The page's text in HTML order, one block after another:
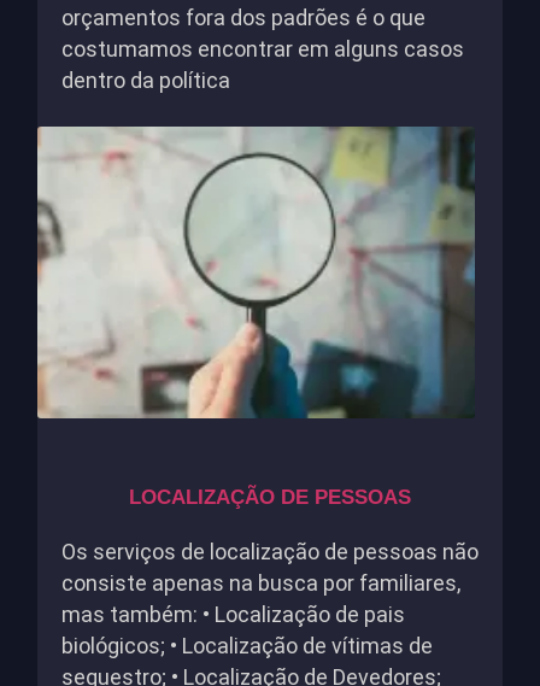
orçamentos fora dos padrões é o que
costumamos encontrar em alguns casos
dentro da política
LOCALIZAÇÃO DE PESSOAS
Os serviços de localização de pessoas não
consiste apenas na busca por familiares,
mas também: • Localização de pais
biológicos; • Localização de vítimas de
sequestro; • Localização de Devedores;